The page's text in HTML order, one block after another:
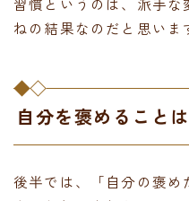
ねの結果なのだと思いま
自分を褒めること
後半では、「自分の褒め